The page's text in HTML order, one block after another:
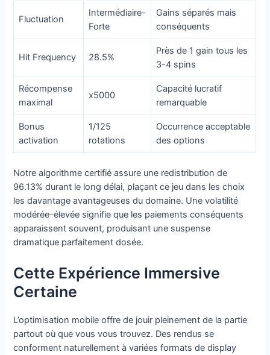
Fluctuation
Intermédiaire-
Forte
Gains séparés mais
conséquents
Hit Frequency 28.5%
Près de 1 gain tous les
3-4 spins
Récompense
maximal
x5000
Capacité lucratif
remarquable
Bonus
activation
1/125
rotations
Occurrence acceptable
des options
Notre algorithme certifié assure une redistribution de
96.13% durant le long délai, plaçant ce jeu dans les choix
les davantage avantageuses du domaine. Une volatilité
modérée-élevée signifie que les paiements conséquents
apparaissent souvent, produisant une suspense
dramatique parfaitement dosée.
Cette Expérience Immersive
Certaine
L’optimisation mobile offre de jouir pleinement de la partie
partout où que vous vous trouvez. Des rendus se
conforment naturellement à variées formats de display